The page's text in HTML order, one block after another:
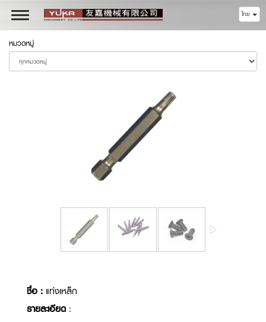
Toggle
navigation
ไทย
หมวดหมู่
ชื่อ : แท่งเหล็ก
รายละเอียด :